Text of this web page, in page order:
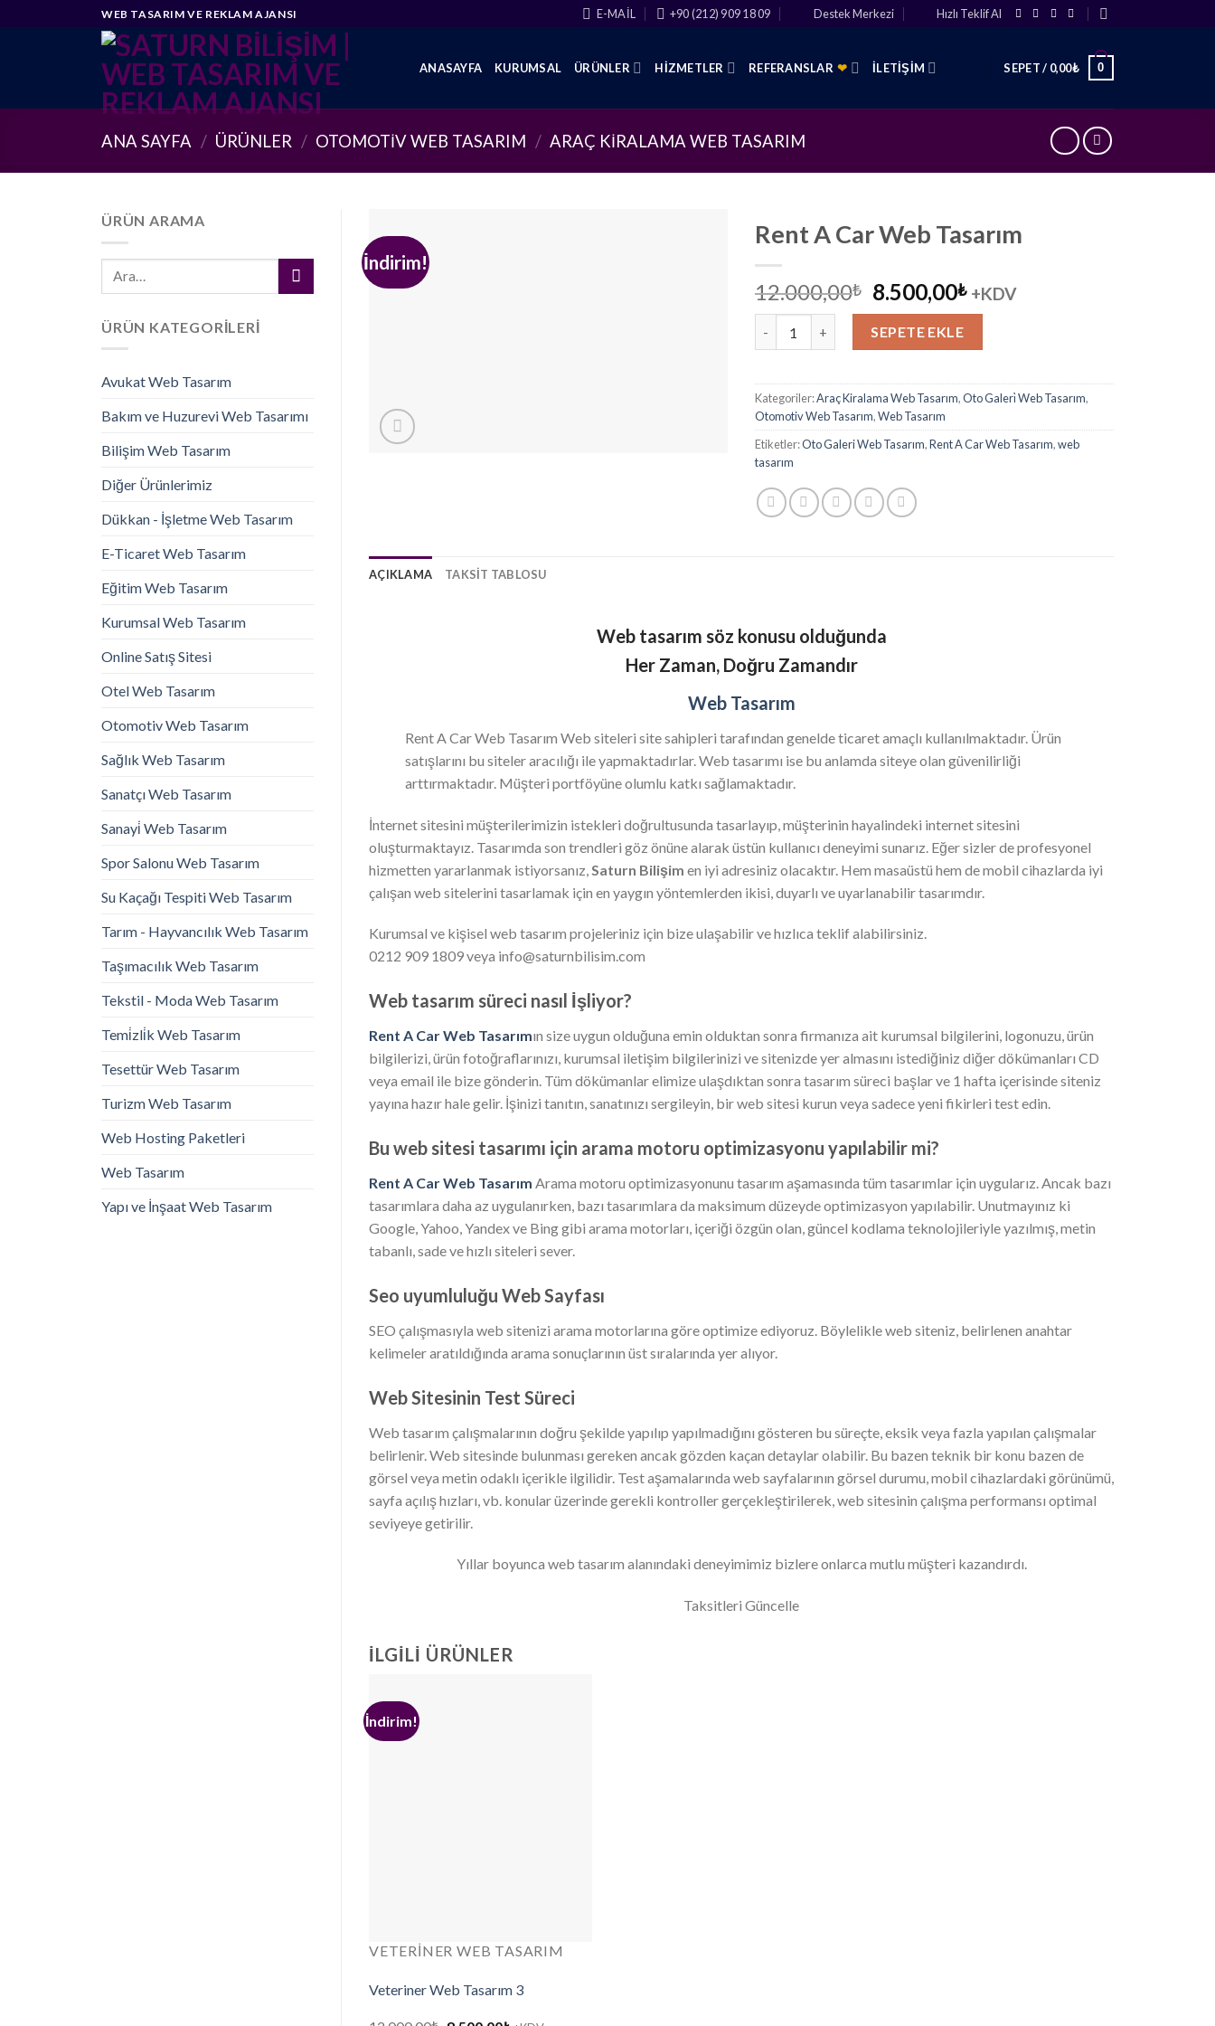
WEB TASARIM VE REKLAM AJANSI E-MAIL +90 (212) 909 18 09 Destek Merkezi Hızlı Teklif Al
ANASAYFA KURUMSAL ÜRÜNLER HIZMETLER REFERANSLAR❤ İLETIŞIM SEPET / 0,00₺ 0
ANA SAYFA / ÜRÜNLER / OTOMOTIV WEB TASARIM / ARAÇ KIRALAMA WEB TASARIM
ÜRÜN ARAMA
Ara:
ÜRÜN KATEGORILERI
Avukat Web Tasarım
Bakım ve Huzurevi Web Tasarımı
Bilişim Web Tasarım
Diğer Ürünlerimiz
Dükkan - İşletme Web Tasarım
E-Ticaret Web Tasarım
Eğitim Web Tasarım
Kurumsal Web Tasarım
Online Satış Sitesi
Otel Web Tasarım
Otomotiv Web Tasarım
Sağlık Web Tasarım
Sanatçı Web Tasarım
Sanayi̇ Web Tasarım
Spor Salonu Web Tasarım
Su Kaçağı Tespiti Web Tasarım
Tarım - Hayvancılık Web Tasarım
Taşımacılık Web Tasarım
Tekstil - Moda Web Tasarım
Temi̇zli̇k Web Tasarım
Tesettür Web Tasarım
Turizm Web Tasarım
Web Hosting Paketleri
Web Tasarım
Yapı ve İnşaat Web Tasarım
İndirim!
Rent A Car Web Tasarım
12.000,00₺ Orijinal
fiyat:
12.000,00₺.
8.500,00₺Şu
andaki
8.500,00₺.
+KDV
SEPETE EKLE
Kategoriler:Araç Kiralama Web Tasarım,Oto Galeri̇ Web Tasarım,
Otomotiv Web Tasarım,Web Tasarım
Etiketler:Oto Galeri Web Tasarım,Rent A Car Web Tasarım,web
tasarım
AÇIKLAMA TAKSIT TABLOSU
Web tasarım söz konusu olduğunda
Her Zaman, Doğru Zamandır
Web Tasarım
Rent A Car Web Tasarım Web siteleri site sahipleri tarafından genelde ticaret amaçlı kullanılmaktadır. Ürün
satışlarını bu siteler aracılığı ile yapmaktadırlar. Web tasarımı ise bu anlamda siteye olan güvenilirliği
arttırmaktadır. Müşteri portföyüne olumlu katkı sağlamaktadır.
İnternet sitesini müşterilerimizin istekleri doğrultusunda tasarlayıp, müşterinin hayalindeki internet sitesini
oluşturmaktayız. Tasarımda son trendleri göz önüne alarak üstün kullanıcı deneyimi sunarız. Eğer sizler de profesyonel
hizmetten yararlanmak istiyorsanız, Saturn Bilişim en iyi adresiniz olacaktır. Hem masaüstü hem de mobil cihazlarda iyi
çalışan web sitelerini tasarlamak için en yaygın yöntemlerden ikisi, duyarlı ve uyarlanabilir tasarımdır.
Kurumsal ve kişisel web tasarım projeleriniz için bize ulaşabilir ve hızlıca teklif alabilirsiniz.
0212 909 1809 veya info@saturnbilisim.com
Web tasarım süreci nasıl İşliyor?
Rent A Car Web Tasarımın size uygun olduğuna emin olduktan sonra firmanıza ait kurumsal bilgilerini, logonuzu, ürün
bilgilerizi, ürün fotoğraflarınızı, kurumsal iletişim bilgilerinizi ve sitenizde yer almasını istediğiniz diğer dökümanları CD
veya email ile bize gönderin. Tüm dökümanlar elimize ulaşdıktan sonra tasarım süreci başlar ve 1 hafta içerisinde siteniz
yayına hazır hale gelir. İşinizi tanıtın, sanatınızı sergileyin, bir web sitesi kurun veya sadece yeni fikirleri test edin.
Bu web sitesi tasarımı için arama motoru optimizasyonu yapılabilir mi?
Rent A Car Web Tasarım Arama motoru optimizasyonunu tasarım aşamasında tüm tasarımlar için uygularız. Ancak bazı
tasarımlara daha az uygulanırken, bazı tasarımlara da maksimum düzeyde optimizasyon yapılabilir. Unutmayınız ki
Google, Yahoo, Yandex ve Bing gibi arama motorları, içeriği özgün olan, güncel kodlama teknolojileriyle yazılmış, metin
tabanlı, sade ve hızlı siteleri sever.
Seo uyumluluğu Web Sayfası
SEO çalışmasıyla web sitenizi arama motorlarına göre optimize ediyoruz. Böylelikle web siteniz, belirlenen anahtar
kelimeler aratıldığında arama sonuçlarının üst sıralarında yer alıyor.
Web Sitesinin Test Süreci
Web tasarım çalışmalarının doğru şekilde yapılıp yapılmadığını gösteren bu süreçte, eksik veya fazla yapılan çalışmalar
belirlenir. Web sitesinde bulunması gereken ancak gözden kaçan detaylar olabilir. Bu bazen teknik bir konu bazen de
görsel veya metin odaklı içerikle ilgilidir. Test aşamalarında web sayfalarının görsel durumu, mobil cihazlardaki görünümü,
sayfa açılış hızları, vb. konular üzerinde gerekli kontroller gerçekleştirilerek, web sitesinin çalışma performansı optimal
seviyeye getirilir.
Yıllar boyunca web tasarım alanındaki deneyimimiz bizlere onlarca mutlu müşteri kazandırdı.
Taksitleri Güncelle
İLGILI ÜRÜNLER
İndirim!
VETERINER WEB TASARIM
Veteriner Web Tasarım 3